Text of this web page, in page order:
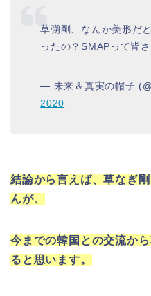
草彅剛、なんか美形だ
ったの？SMAPって皆
— 未来＆真実の帽子
2020
結論から言えば、草なぎ
んが、
今までの韓国との交流か
ると思います。